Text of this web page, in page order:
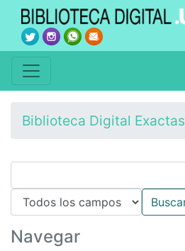
Biblioteca Digital Exactas
Navegar